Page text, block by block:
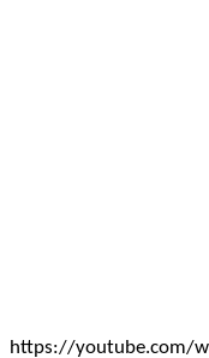
https://youtube.com/